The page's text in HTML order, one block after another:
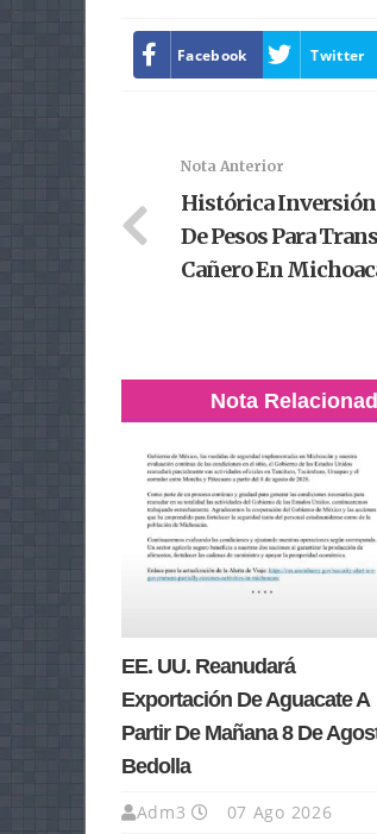
Facebook Twitter
Nota Anterior
Histórica Inversión
De Pesos Para
Cañero En
Nota
EE. UU. Reanudará
Exportación De Aguacate A
Partir De Mañana 8 De
Bedolla
Adm3 07 Ago 2026